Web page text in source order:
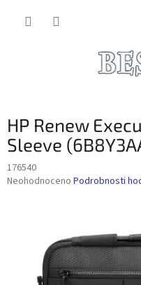
HP Renew
Sleeve
176540
Průměrné
hvězdiček.
Neohodnoceno Podrobnosti